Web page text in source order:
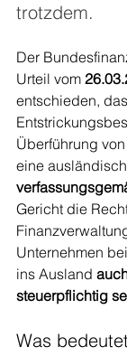
trotzdem.
Der
Urteil vom
entschieden,
Überführung
eine
Gericht die
Unternehmen
ins Ausland
steuerpflichtig
Was